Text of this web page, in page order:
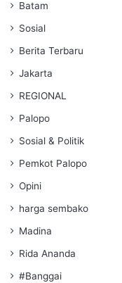
Batam
Sosial
Berita Terbaru
Jakarta
REGIONAL
Palopo
Sosial & Politik
Pemkot Palopo
Opini
harga sembako
Madina
Rida Ananda
#Banggai